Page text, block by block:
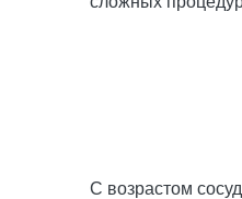
С возрастом